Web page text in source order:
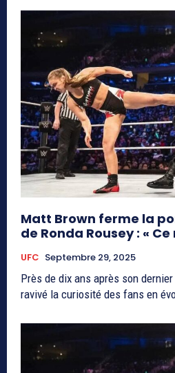
Matt Brown ferme la
de Ronda Rousey : « Ce
UFC Septembre 29, 2025
Près de dix ans après son
ravivé la curiosité des fans en